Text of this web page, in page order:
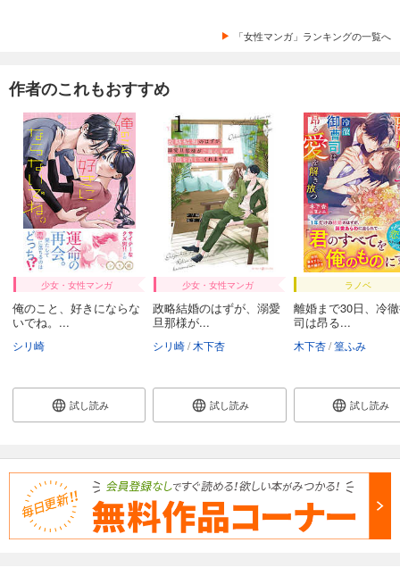
「女性マンガ」ランキングの一覧へ
作者のこれもおすすめ
少女・女性マンガ
俺のこと、好きにならな
いでね。...
シリ崎
試し読み
少女・女性マンガ
政略結婚のはずが、溺愛
旦那様が...
シリ崎 木下杏
試し読み
ラノベ
離婚まで30日、冷
司は昂る...
木下杏 篁ふみ
試し読み